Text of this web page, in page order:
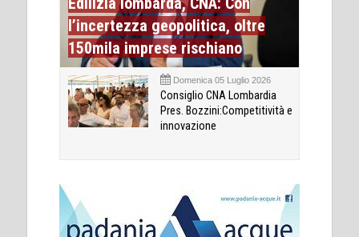
l’incertezza geopolitica, oltre
150mila imprese rischiano
Domenica 05 Luglio 2026
Consiglio CNA Lombardia
Pres. Bozzini:Competitività e
innovazione